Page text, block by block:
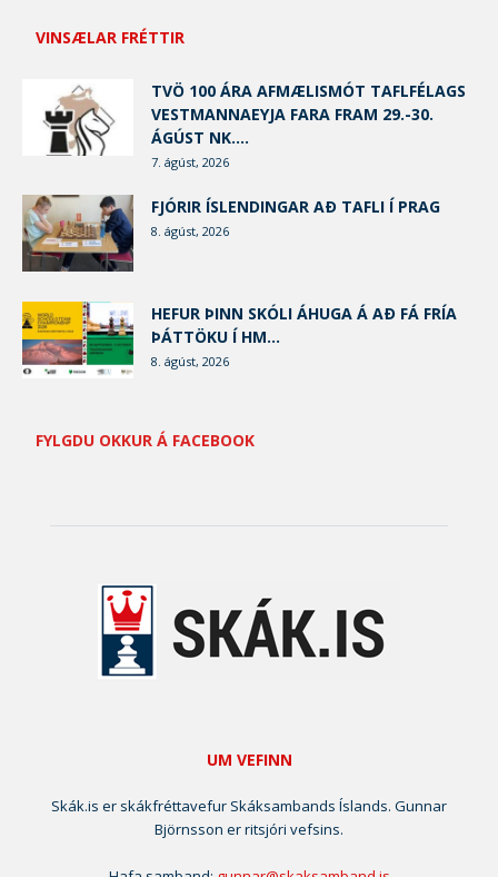
VINSÆLAR FRÉTTIR
TVÖ 100 ÁRA AFMÆLISMÓT TAFLFÉLAGS
VESTMANNAEYJA FARA FRAM 29.-30.
ÁGÚST NK....
7. ágúst, 2026
FJÓRIR ÍSLENDINGAR AÐ TAFLI Í PRAG
8. ágúst, 2026
HEFUR ÞINN SKÓLI ÁHUGA Á AÐ FÁ FRÍA
ÞÁTTÖKU Í HM...
8. ágúst, 2026
FYLGDU OKKUR Á FACEBOOK
UM VEFINN
Skák.is er skákfréttavefur Skáksambands Íslands. Gunnar
Björnsson er ritsjóri vefsins.